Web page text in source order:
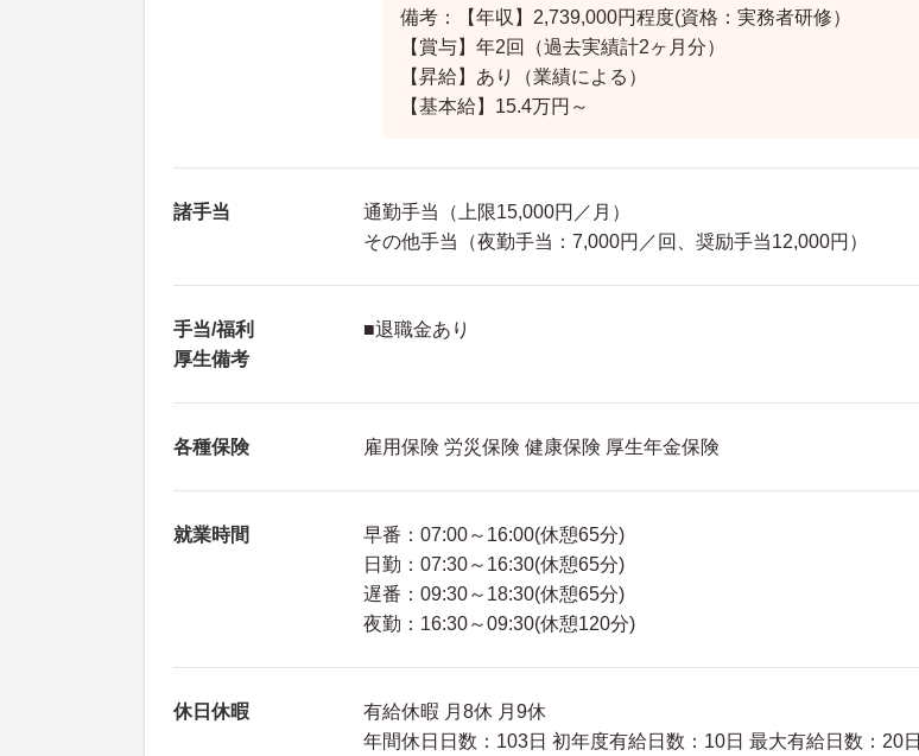
備考：【年収】2,739,000円程度(資格：実務者研修）
【賞与】年2回（過去実績計2ヶ月分）
【昇給】あり（業績による）
【基本給】15.4万円～
諸手当
通勤手当（上限15,000円／月）
その他手当（夜勤手当：7,000円／回、奨励手当12,000円）
手当/福利
厚生備考
■退職金あり
各種保険 雇用保険 労災保険 健康保険 厚生年金保険
就業時間
早番：07:00～16:00(休憩65分)
日勤：07:30～16:30(休憩65分)
遅番：09:30～18:30(休憩65分)
夜勤：16:30～09:30(休憩120分)
休日休暇
有給休暇 月8休 月9休
年間休日日数：103日 初年度有給日数：10日 最大有給日数：20日